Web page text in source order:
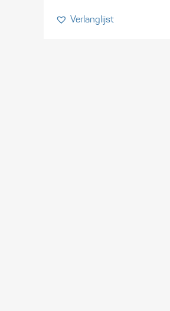
Verlanglijst